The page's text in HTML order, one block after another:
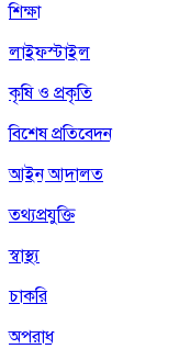
শিক্ষা
লাইফস্টাইল
কৃষি ও প্রকৃতি
বিশেষ প্রতিবেদন
আইন আদালত
তথ্যপ্রযুক্তি
স্বাস্থ্য
চাকরি
অপরাধ